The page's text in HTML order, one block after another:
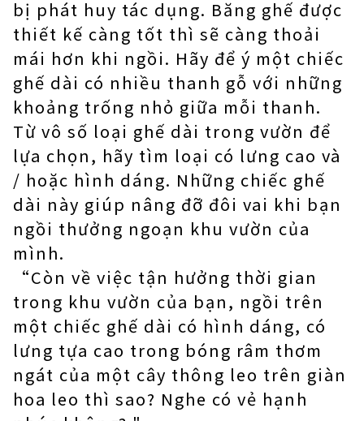
bị phát huy tác dụng. Băng ghế được
thiết kế càng tốt thì sẽ càng thoải
mái hơn khi ngồi. Hãy để ý một chiếc
ghế dài có nhiều thanh gỗ với những
khoảng trống nhỏ giữa mỗi thanh.
Từ vô số loại ghế dài trong vườn để
lựa chọn, hãy tìm loại có lưng cao và
/ hoặc hình dáng. Những chiếc ghế
dài này giúp nâng đỡ đôi vai khi bạn
ngồi thưởng ngoạn khu vườn của
mình.
“Còn về việc tận hưởng thời gian
trong khu vườn của bạn, ngồi trên
một chiếc ghế dài có hình dáng, có
lưng tựa cao trong bóng râm thơm
ngát của một cây thông leo trên giàn
hoa leo thì sao? Nghe có vẻ hạnh